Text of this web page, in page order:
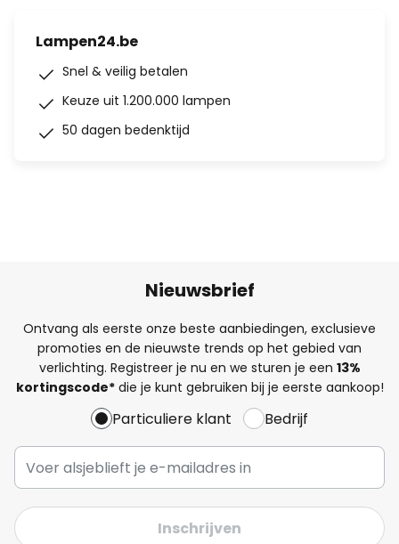
Lampen24.be
Snel & veilig betalen
Keuze uit 1.200.000 lampen
50 dagen bedenktijd
Nieuwsbrief
Ontvang als eerste onze beste aanbiedingen, exclusieve
promoties en de nieuwste trends op het gebied van
verlichting. Registreer je nu en we sturen je een 13%
kortingscode*die je kunt gebruiken bij je eerste aankoop!
Particuliere klant Bedrijf
Inschrijven